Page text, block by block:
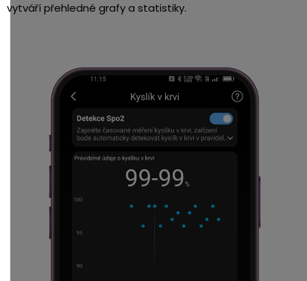
vytváří přehledné grafy a statistiky.